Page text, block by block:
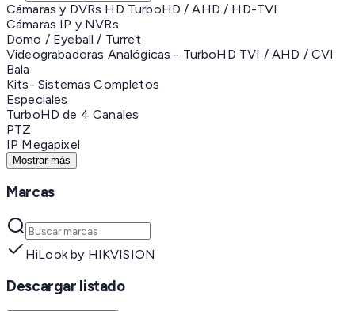
Cámaras y DVRs HD TurboHD / AHD / HD-TVI
Cámaras IP y NVRs
Domo / Eyeball / Turret
Videograbadoras Analógicas - TurboHD TVI / AHD / CVI
Bala
Kits- Sistemas Completos
Especiales
TurboHD de 4 Canales
PTZ
IP Megapixel
Mostrar más
Marcas
HiLook by HIKVISION
Descargar listado